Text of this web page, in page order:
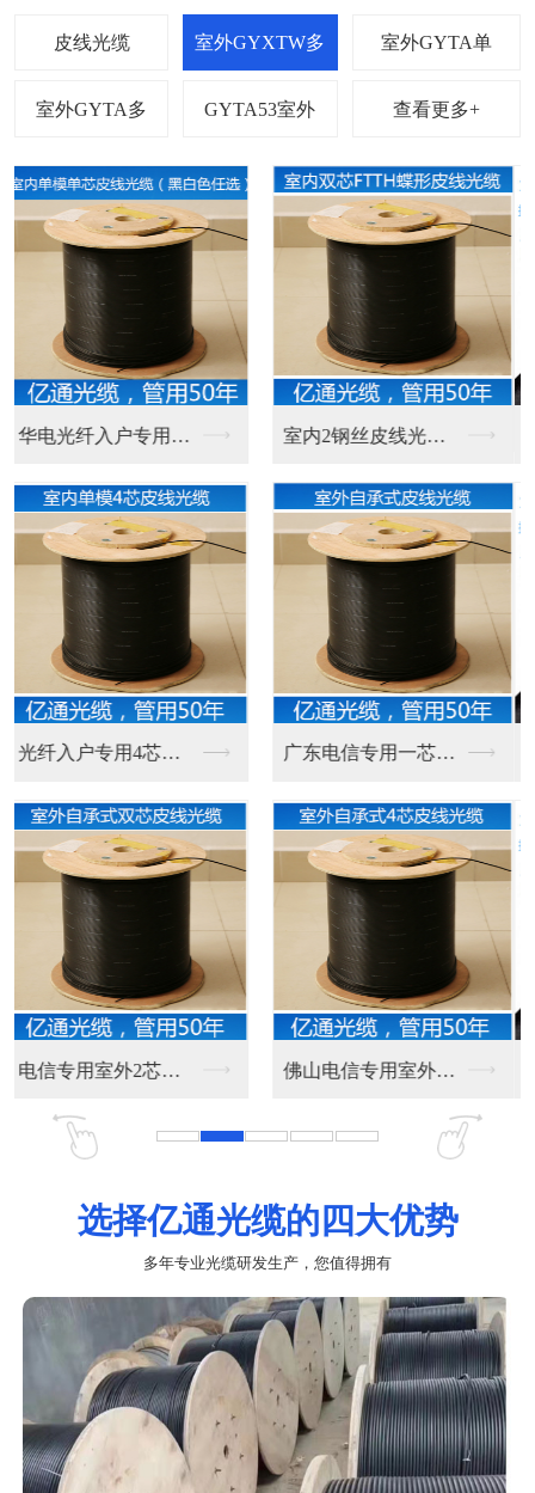
查看更多+
2芯多模数据光纤 广... 2芯多模数据光纤 广...
八芯多模光纤 电信监...
12芯多模光纤 室外...
选择亿通光缆的四大优势
多年专业光缆研发生产，您值得拥有